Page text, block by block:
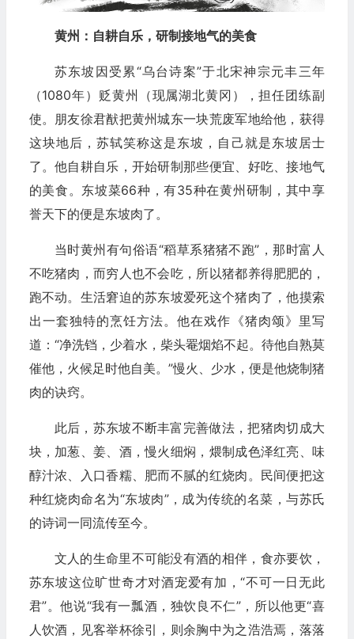
黄州：自耕自乐，研制接地气的美食
苏东坡因受累“乌台诗案”于北宋神宗元丰三年
（1080年）贬黄州（现属湖北黄冈），担任团练副
使。朋友徐君猷把黄州城东一块荒废军地给他，获得
这块地后，苏轼笑称这是东坡，自己就是东坡居士
了。他自耕自乐，开始研制那些便宜、好吃、接地气
的美食。东坡菜66种，有35种在黄州研制，其中享
誉天下的便是东坡肉了。
当时黄州有句俗语“稻草系猪猪不跑”，那时富人
不吃猪肉，而穷人也不会吃，所以猪都养得肥肥的，
跑不动。生活窘迫的苏东坡爱死这个猪肉了，他摸索
出一套独特的烹饪方法。他在戏作《猪肉颂》里写
道：“净洗铛，少着水，柴头罨烟焰不起。待他自熟莫
催他，火候足时他自美。”慢火、少水，便是他烧制猪
肉的诀窍。
此后，苏东坡不断丰富完善做法，把猪肉切成大
块，加葱、姜、酒，慢火细焖，煨制成色泽红亮、味
醇汁浓、入口香糯、肥而不腻的红烧肉。民间便把这
种红烧肉命名为“东坡肉”，成为传统的名菜，与苏氏
的诗词一同流传至今。
文人的生命里不可能没有酒的相伴，食亦要饮，
苏东坡这位旷世奇才对酒宠爱有加，“不可一日无此
君”。他说“我有一瓢酒，独饮良不仁”，所以他更“喜
人饮酒，见客举杯徐引，则余胸中为之浩浩焉，落落